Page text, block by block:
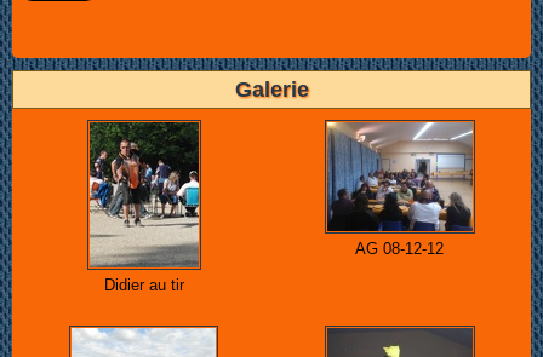
Galerie
Didier au tir
AG 08-12-12